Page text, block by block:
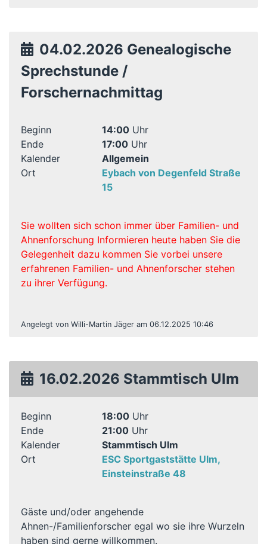
04.02.2026 Genealogische
Sprechstunde /
Forschernachmittag
Beginn 14:00Uhr
Ende
17:00Uhr
Kalender
Allgemein
Ort
Eybach von Degenfeld Straße
15
Sie wollten sich schon immer über Familien- und
Ahnenforschung Informieren heute haben Sie die
Gelegenheit dazu kommen Sie vorbei unsere
erfahrenen Familien- und Ahnenforscher stehen
zu ihrer Verfügung.
Angelegt von Willi-Martin Jäger am 06.12.2025 10:46
16.02.2026 Stammtisch Ulm
Beginn 18:00Uhr
Ende
21:00Uhr
Kalender
Stammtisch Ulm
Ort
ESC Sportgaststätte Ulm,
Einsteinstraße 48
Gäste und/oder angehende
Ahnen-/Familienforscher egal wo sie ihre Wurzeln
haben sind gerne willkommen.